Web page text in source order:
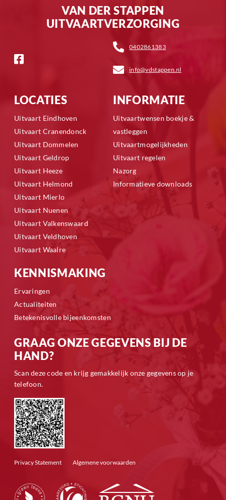
VAN DER STAPPEN
UITVAARTVERZORGING
0402861383
info@vdstappen.nl
LOCATIES
Uitvaart Eindhoven
Uitvaart Cranendonck
Uitvaart Dommelen
Uitvaart Geldrop
Uitvaart Heeze
Uitvaart Helmond
Uitvaart Mierlo
Uitvaart Nuenen
Uitvaart Valkenswaard
Uitvaart Veldhoven
Uitvaart Waalre
INFORMATIE
Uitvaartwensen boekje &
vastleggen
Uitvaartmogelijkheden
Uitvaart regelen
Nazorg
Informatieve downloads
KENNISMAKING
Ervaringen
Actualiteiten
Betekenisvolle bijeenkomsten
GRAAG ONZE GEGEVENS BIJ DE
HAND?
Scan deze code en krijg gemakkelijk onze gegevens op je
telefoon.
Privacy Statement Algemene voorwaarden